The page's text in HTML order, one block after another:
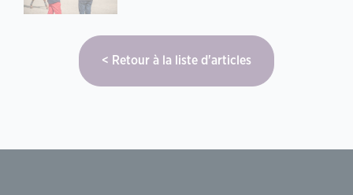
Retour à la liste d'articles